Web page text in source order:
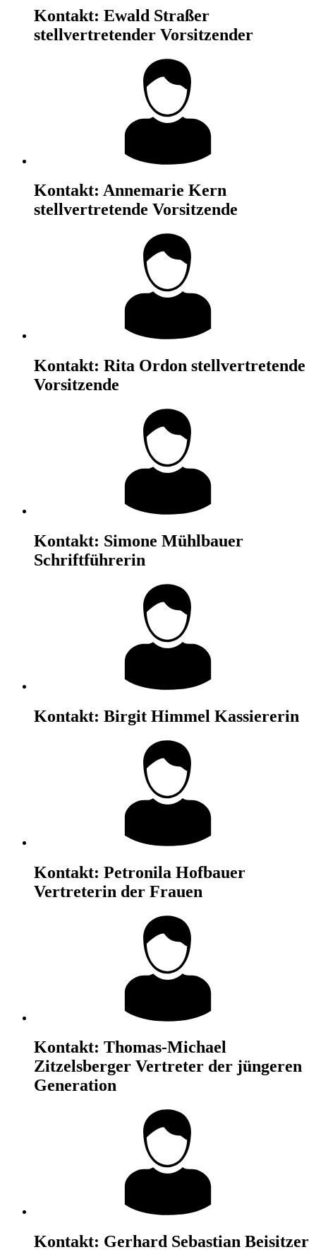
Kontakt: Ewald Straßer
stellvertretender Vorsitzender
Kontakt: Annemarie Kern
stellvertretende Vorsitzende
Kontakt: Rita Ordon stellvertretende
Vorsitzende
Kontakt: Simone Mühlbauer
Schriftführerin
Kontakt: Birgit Himmel Kassiererin
Kontakt: Petronila Hofbauer
Vertreterin der Frauen
Kontakt: Thomas-Michael
Zitzelsberger Vertreter der jüngeren
Generation
Kontakt: Gerhard Sebastian Beisitzer